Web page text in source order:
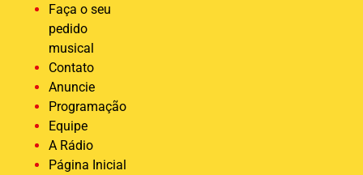
Faça o seu
pedido
musical
Contato
Anuncie
Programação
Equipe
A Rádio
Página Inicial